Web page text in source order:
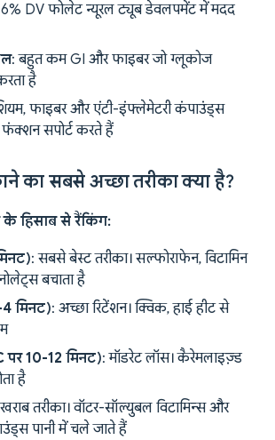
DV फोलेट न्यूरल ट्यूब डेवलपमेंट में मदद
: बहुत कम GI और फाइबर जो ग्लूकोज
है
फाइबर और एंटी-इंफ्लेमेटरी कंपाउंड्स
फंक्शन सपोर्ट करते हैं
का सबसे अच्छा तरीका क्या है?
के हिसाब से रैंकिंग:
: सबसे बेस्ट तरीका। सल्फोराफेन, विटामिन
बचाता है
मिनट): अच्छा रिटेंशन। क्विक, हाई हीट से
पर 10-12 मिनट): मॉडरेट लॉस। कैरेमलाइज़्ड
है
तरीका। वॉटर-सॉल्युबल विटामिन्स और
पानी में चले जाते हैं